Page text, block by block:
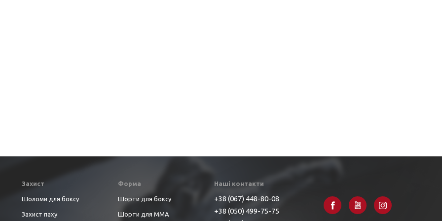
Захист
Шоломи для боксу
Захист паху
Форма
Шорти для боксу
Шорти для ММА
Наші контакти
+38 (067) 448-80-08
+38 (050) 499-75-75